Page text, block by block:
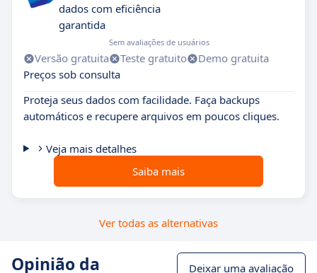
dados com eficiência
garantida
Sem avaliações de usuários
Versão gratuita Teste gratuito
Demo gratuita
Preços sob consulta
Proteja seus dados com facilidade. Faça backups
automáticos e recupere arquivos em poucos cliques.
Veja mais detalhes
Saiba mais
Ver todas as alternativas
Opinião da
Deixar uma avaliação